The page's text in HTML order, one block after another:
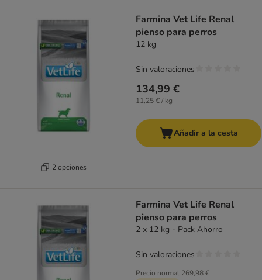
2 opciones
Farmina Vet Life Renal
pienso para perros
12 kg
134,99 €
11,25 € / kg
Sin valoraciones
Añadir a la cesta
Farmina Vet Life Renal
pienso para perros
2 x 12 kg - Pack Ahorro
Precio normal 269,98 €
Sin valoraciones